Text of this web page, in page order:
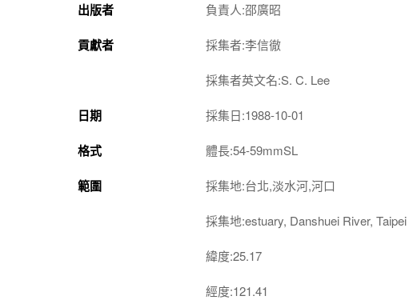
出版者 負責人:邵廣昭
貢獻者 採集者:李信徹
採集者英文名:S. C. Lee
日期 採集日:1988-10-01
格式 體長:54-59mmSL
範圍 採集地:台北,淡水河,河口
採集地:estuary, Danshuei River, Taipei
緯度:25.17
經度:121.41